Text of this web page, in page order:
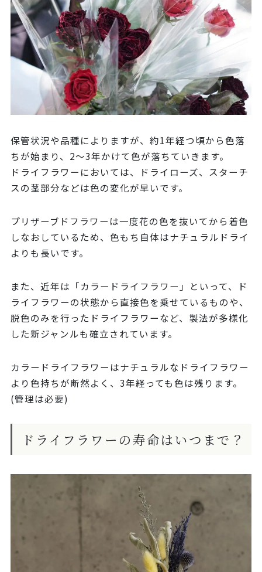
保管状況や品種によりますが、約1年経つ頃から色落
ちが始まり、2〜3年かけて色が落ちていきます。
ドライフラワーにおいては、ドライローズ、スターチ
スの茎部分などは色の変化が早いです。
プリザーブドフラワーは一度花の色を抜いてから着色
しなおしているため、色もち自体はナチュラルドライ
よりも長いです。
また、近年は「カラードライフラワー」といって、ド
ライフラワーの状態から直接色を乗せているものや、
脱色のみを行ったドライフラワーなど、製法が多様化
した新ジャンルも確立されています。
カラードライフラワーはナチュラルなドライフラワー
より色持ちが断然よく、3年経っても色は残ります。
(管理は必要)
ドライフラワーの寿命はいつまで？